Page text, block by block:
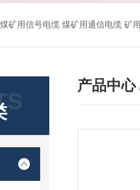
缆 矿用通信电缆 橡套软电缆YZ-3*1.5+1 YCW橡胶电缆3*10+1*6 船用橡套软电缆CEFR-3*2.5 煤矿用移动橡套软电缆MY3*4+1*4
产品中心